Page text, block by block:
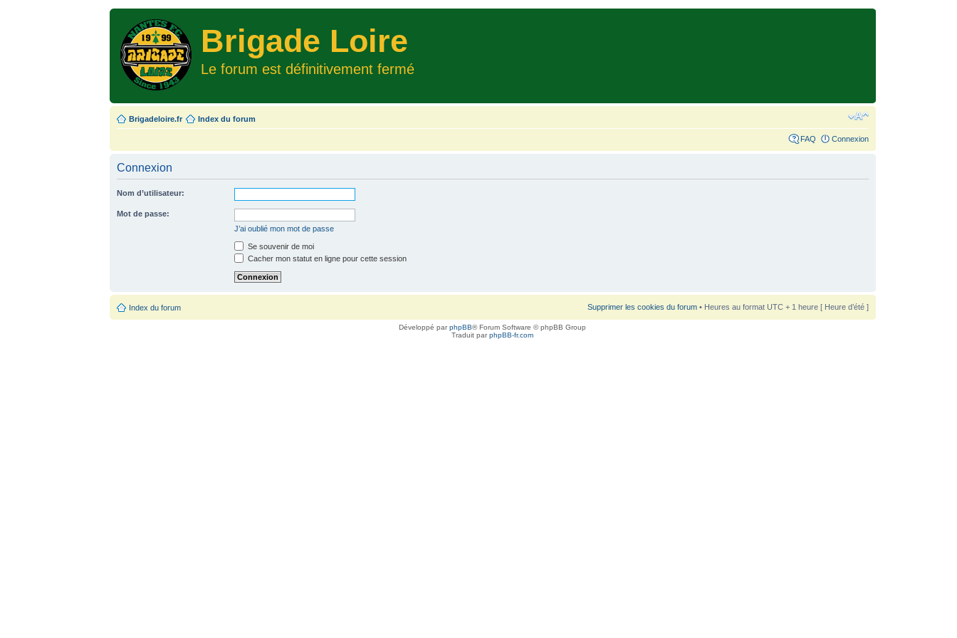
Brigade Loire
Le forum est définitivement fermé
Brigadeloire.fr Index du forum
FAQ Connexion
Connexion
Nom d’utilisateur:
Mot de passe:
J’ai oublié mon mot de passe
Se souvenir de moi
Cacher mon statut en ligne pour cette session
Index du forum Supprimer les cookies du forum• Heures au format UTC + 1 heure [ Heure d’été ]
Développé parphpBB® Forum Software © phpBB Group
Traduit parphpBB-fr.com